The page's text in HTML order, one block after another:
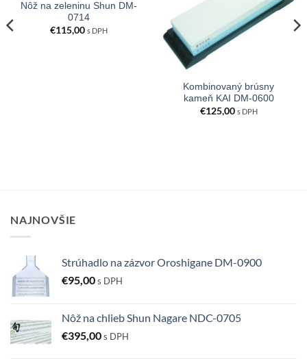
Nôž na zeleninu Shun DM-
0714
€115,00 s DPH
Kombinovaný brúsny
kameň KAI DM-0600
€125,00 s DPH
NAJNOVŠIE
Strúhadlo na zázvor Oroshigane DM-0900
€95,00s DPH
Nôž na chlieb Shun Nagare NDC-0705
€395,00s DPH